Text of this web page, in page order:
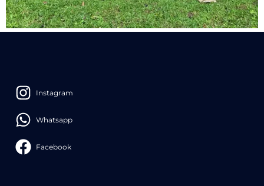
Instagram
Whatsapp
Facebook